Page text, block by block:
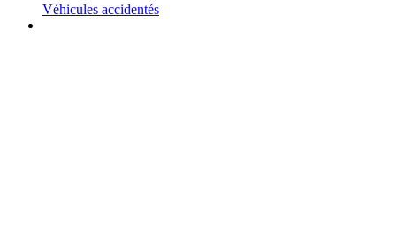
Véhicules accidentés